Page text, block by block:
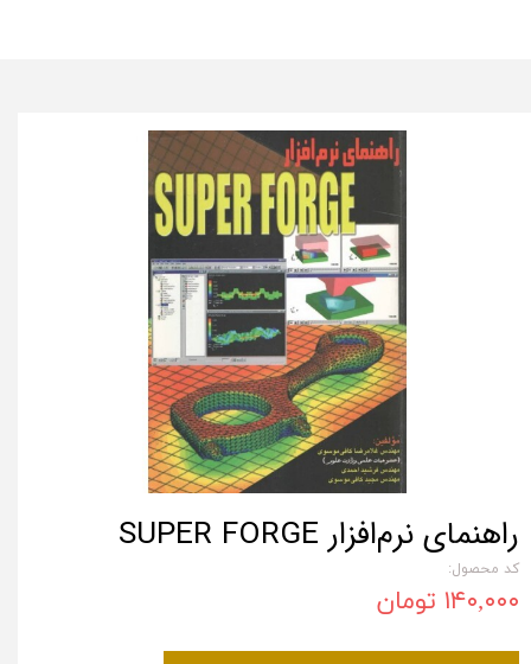
راهنمای نرم‌افزار SUPER FORGE
کد محصول:
۱۴۰,۰۰۰ تومان